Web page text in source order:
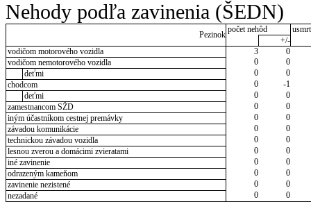
Nehody podľa zavinenia (ŠEDN)
Pezinok
počet nehôd
+/-
vodičom motorového vozidla
3
0
vodičom nemotorového vozidla
0
0
deťmi
0
0
chodcom
0
-1
deťmi
0
0
zamestnancom SŽD
0
0
iným účastníkom cestnej premávky
0
0
závadou komunikácie
0
0
technickou závadou vozidla
0
0
lesnou zverou a domácimi zvieratami
0
0
iné zavinenie
0
0
odrazeným kameňom
0
0
zavinenie nezistené
0
0
nezadané
0 0